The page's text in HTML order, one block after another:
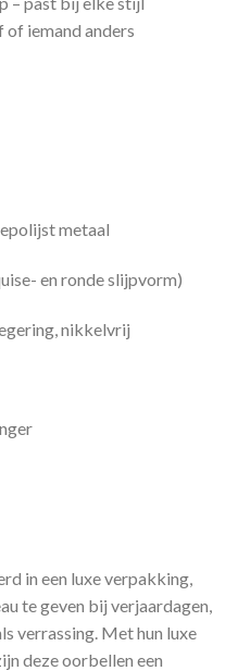
iemand anders
metaal
en ronde slijpvorm)
nikkelvrij
in een luxe verpakking,
te geven bij verjaardagen,
verrassing. Met hun luxe
deze oorbellen een